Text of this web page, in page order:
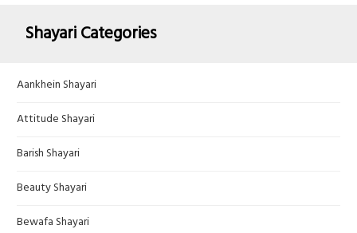
Shayari Categories
Aankhein Shayari
Attitude Shayari
Barish Shayari
Beauty Shayari
Bewafa Shayari